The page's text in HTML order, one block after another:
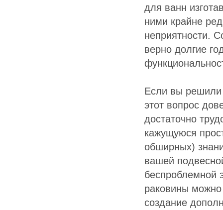
для ванн
ними крайне
неприятности.
верно долгие
Если вы решили
этот вопрос
достаточно
кажущуюся
обширных)
вашей
беспроблемной
раковины можно
создание